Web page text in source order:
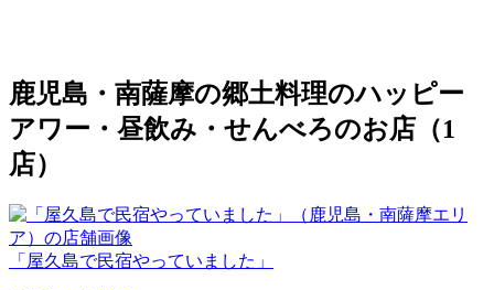
鹿児島・南薩摩の郷土料理のハッピー
アワー・昼飲み・せんべろのお店（1
店）
「屋久島で民宿やっていました」